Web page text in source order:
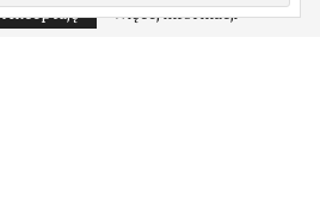
Akceptuję Więcej informacji